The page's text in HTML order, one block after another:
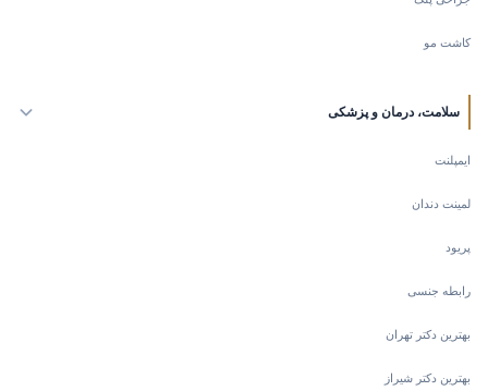
کاشت مو
سلامت، درمان و پزشکی
ایمپلنت
لمینت دندان
پریود
رابطه جنسی
بهترین دکتر تهران
بهترین دکتر شیراز